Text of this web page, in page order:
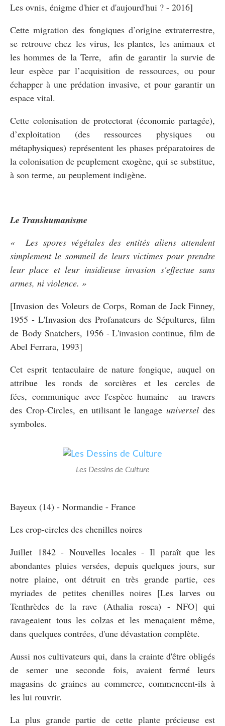
Les ovnis, énigme d'hier et d'aujourd'hui ? - 2016]
Cette migration des fongiques d’origine extraterrestre,
se retrouve chez les virus, les plantes, les animaux et
les hommes de la Terre, afin de garantir la survie de
leur espèce par l’acquisition de ressources, ou pour
échapper à une prédation invasive, et pour garantir un
espace vital.
Cette colonisation de protectorat (économie partagée),
d’exploitation (des ressources physiques ou
métaphysiques) représentent les phases préparatoires de
la colonisation de peuplement exogène, qui se substitue,
à son terme, au peuplement indigène.
Le Transhumanisme
« Les spores végétales des entités aliens attendent
simplement le sommeil de leurs victimes pour prendre
leur place et leur insidieuse invasion s'effectue sans
armes, ni violence. »
[Invasion des Voleurs de Corps, Roman de Jack Finney,
1955 - L'Invasion des Profanateurs de Sépultures, film
de Body Snatchers, 1956 - L'invasion continue, film de
Abel Ferrara, 1993]
Cet esprit tentaculaire de nature fongique, auquel on
attribue les ronds de sorcières et les cercles de
fées, communique avec l'espèce humaine au travers
des Crop-Circles, en utilisant le langage universel des
symboles.
Les Dessins de Culture
Bayeux (14) - Normandie - France
Les crop-circles des chenilles noires
Juillet 1842 - Nouvelles locales - Il paraît que les
abondantes pluies versées, depuis quelques jours, sur
notre plaine, ont détruit en très grande partie, ces
myriades de petites chenilles noires [Les larves ou
Tenthrèdes de la rave (Athalia rosea) - NFO] qui
ravageaient tous les colzas et les menaçaient même,
dans quelques contrées, d'une dévastation complète.
Aussi nos cultivateurs qui, dans la crainte d'être obligés
de semer une seconde fois, avaient fermé leurs
magasins de graines au commerce, commencent-ils à
les lui rouvrir.
La plus grande partie de cette plante précieuse est